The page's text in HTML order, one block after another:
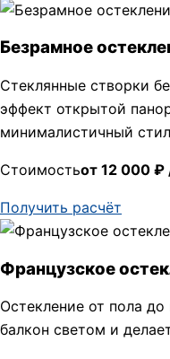
Безрамное
Стеклянные створки
эффект открытой
минималистичный
Стоимостьот 12 000 ₽
Получить расчёт
Французское
Остекление от пола до
балкон светом и